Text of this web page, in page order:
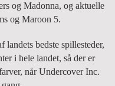
og Madonna, og aktuelle
og Maroon 5.
bedste spillesteder,
i hele landet, så der er
når Undercover Inc.